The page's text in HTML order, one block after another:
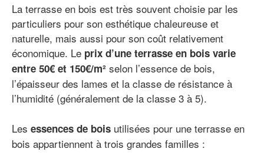
La terrasse en bois est très souvent choisie par les
particuliers pour son esthétique chaleureuse et
naturelle, mais aussi pour son coût relativement
économique. Le prix d’une terrasse en bois varie
entre 50€ et 150€/m² selon l’essence de bois,
l’épaisseur des lames et la classe de résistance à
l’humidité (généralement de la classe 3 à 5).
Les essences de bois utilisées pour une terrasse en
bois appartiennent à trois grandes familles :